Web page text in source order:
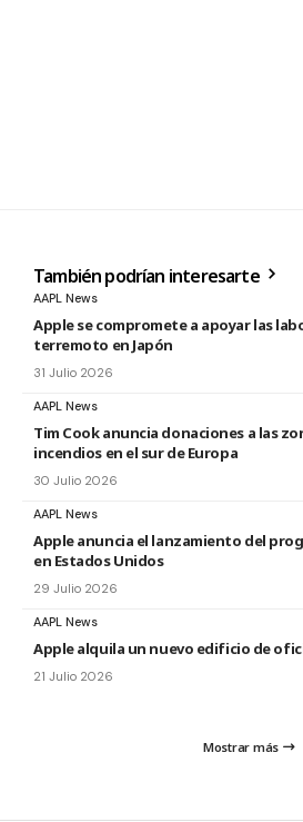
También podrían interesarte
AAPL News
Apple se compromete a apoyar las
terremoto en Japón
31 Julio 2026
AAPL News
Tim Cook anuncia donaciones a las
incendios en el sur de Europa
30 Julio 2026
AAPL News
Apple anuncia el lanzamiento del
en Estados Unidos
29 Julio 2026
AAPL News
Apple alquila un nuevo edificio de
21 Julio 2026
Mostrar más